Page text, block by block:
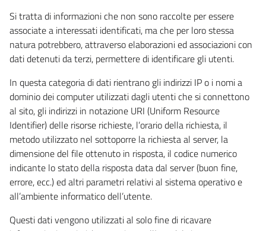
Si tratta di informazioni che non sono raccolte per essere
associate a interessati identificati, ma che per loro stessa
natura potrebbero, attraverso elaborazioni ed associazioni con
dati detenuti da terzi, permettere di identificare gli utenti.
In questa categoria di dati rientrano gli indirizzi IP o i nomi a
dominio dei computer utilizzati dagli utenti che si connettono
al sito, gli indirizzi in notazione URI (Uniform Resource
Identifier) delle risorse richieste, l’orario della richiesta, il
metodo utilizzato nel sottoporre la richiesta al server, la
dimensione del file ottenuto in risposta, il codice numerico
indicante lo stato della risposta data dal server (buon fine,
errore, ecc.) ed altri parametri relativi al sistema operativo e
all’ambiente informatico dell’utente.
Questi dati vengono utilizzati al solo fine di ricavare